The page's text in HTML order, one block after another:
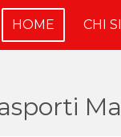
HOME CHI